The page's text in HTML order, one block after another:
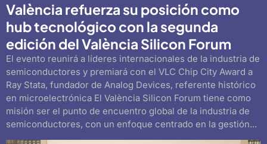
València refuerza su posición como
hub tecnológico con la segunda
edición del València Silicon Forum
El evento reunirá a líderes internacionales de la industria de
semiconductores y premiará con el VLC Chip City Award a
Ray Stata, fundador de Analog Devices, referente histórico
en microelectrónica El València Silicon Forum tiene como
misión ser el punto de encuentro global de la industria de
semiconductores, con un enfoque centrado en la gestión...